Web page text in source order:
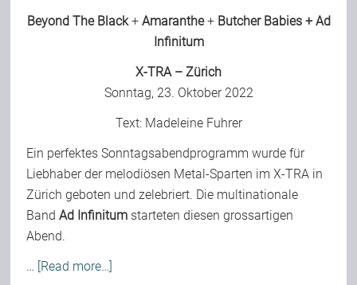
Beyond The Black + Amaranthe + Butcher Babies+ Ad
Infinitum
X-TRA – Zürich
Sonntag, 23. Oktober 2022
Text: Madeleine Fuhrer
Ein perfektes Sonntagsabendprogramm wurde für
Liebhaber der melodiösen Metal-Sparten im X-TRA in
Zürich geboten und zelebriert. Die multinationale
BandAd Infinitum starteten diesen grossartigen
Abend.
… [Read more…]